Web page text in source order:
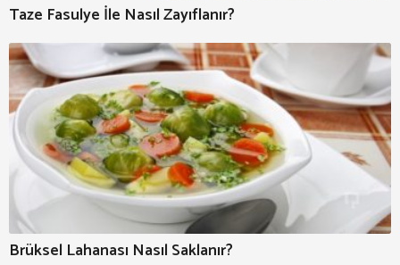
Taze Fasulye İle Nasıl Zayıflanır?
Brüksel Lahanası Nasıl Saklanır?